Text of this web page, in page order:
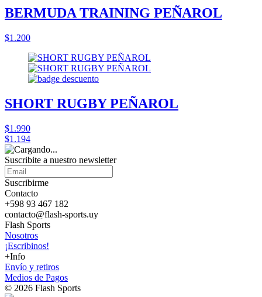
BERMUDA TRAINING PEÑAROL
$1.200
SHORT RUGBY PEÑAROL
$1.990
$1.194
Suscribite a nuestro newsletter
Suscribirme
Contacto
+598 93 467 182
contacto@flash-sports.uy
Flash Sports
Nosotros
¡Escribinos!
+Info
Envío y retiros
Medios de Pagos
© 2026 Flash Sports